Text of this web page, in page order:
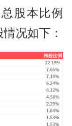
股本比例
况如下：